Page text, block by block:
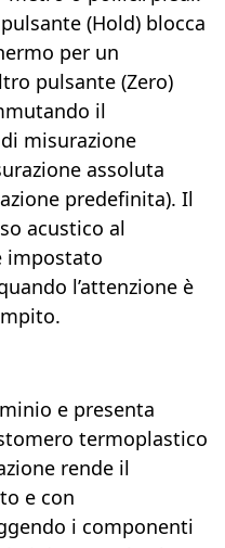
(Hold) blocca
per un
pulsante (Zero)
il
misurazione
assoluta
predefinita). Il
acustico al
impostato
l’attenzione è
e presenta
termoplastico
rende il
e con
i componenti